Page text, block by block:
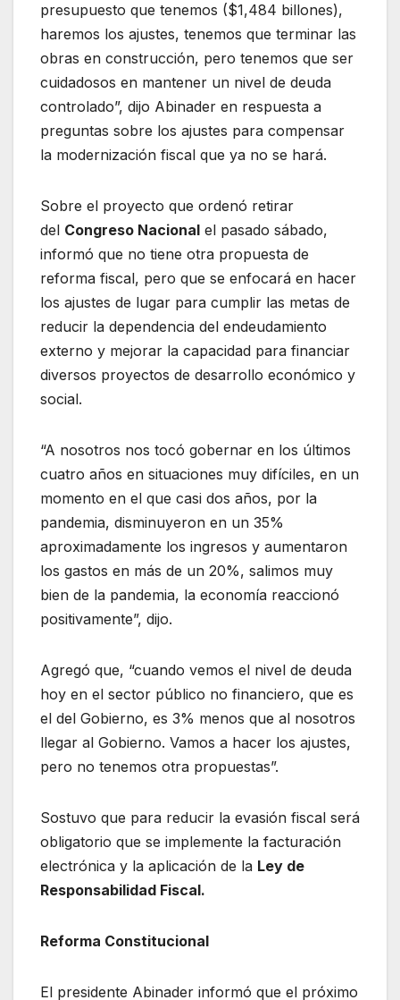
presupuesto que tenemos ($1,484 billones),
haremos los ajustes, tenemos que terminar las
obras en construcción, pero tenemos que ser
cuidadosos en mantener un nivel de deuda
controlado”, dijo Abinader en respuesta a
preguntas sobre los ajustes para compensar
la modernización fiscal que ya no se hará.
Sobre el proyecto que ordenó retirar
del Congreso Nacional el pasado sábado,
informó que no tiene otra propuesta de
reforma fiscal, pero que se enfocará en hacer
los ajustes de lugar para cumplir las metas de
reducir la dependencia del endeudamiento
externo y mejorar la capacidad para financiar
diversos proyectos de desarrollo económico y
social.
“A nosotros nos tocó gobernar en los últimos
cuatro años en situaciones muy difíciles, en un
momento en el que casi dos años, por la
pandemia, disminuyeron en un 35%
aproximadamente los ingresos y aumentaron
los gastos en más de un 20%, salimos muy
bien de la pandemia, la economía reaccionó
positivamente”, dijo.
Agregó que, “cuando vemos el nivel de deuda
hoy en el sector público no financiero, que es
el del Gobierno, es 3% menos que al nosotros
llegar al Gobierno. Vamos a hacer los ajustes,
pero no tenemos otra propuestas”.
Sostuvo que para reducir la evasión fiscal será
obligatorio que se implemente la facturación
electrónica y la aplicación de la Ley de
Responsabilidad Fiscal.
Reforma Constitucional
El presidente Abinader informó que el próximo